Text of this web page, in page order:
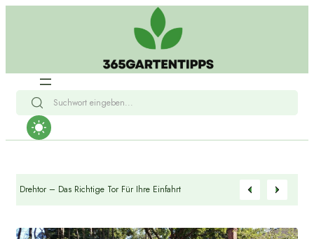
Schiebetor Vs. Drehtor – Das Richtige Tor Für Ihre Einfahrt